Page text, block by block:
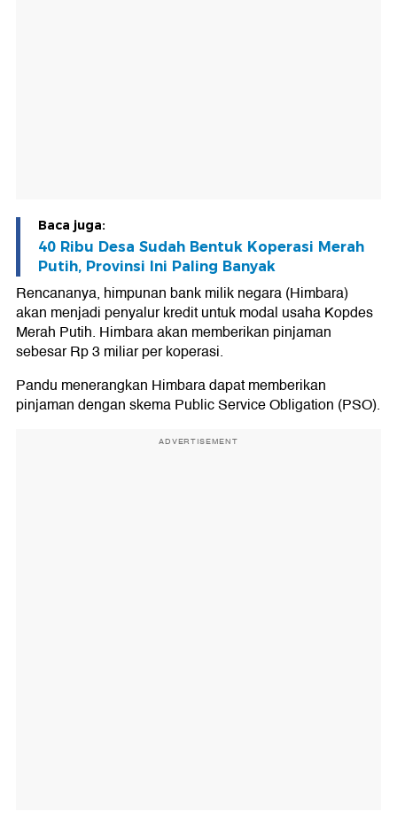
Baca juga:
40 Ribu Desa Sudah Bentuk Koperasi Merah
Putih, Provinsi Ini Paling Banyak
Rencananya, himpunan bank milik negara (Himbara)
akan menjadi penyalur kredit untuk modal usaha Kopdes
Merah Putih. Himbara akan memberikan pinjaman
sebesar Rp 3 miliar per koperasi.
Pandu menerangkan Himbara dapat memberikan
pinjaman dengan skema Public Service Obligation (PSO).
ADVERTISEMENT